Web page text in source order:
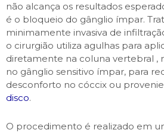
não alcança os resultados
é o bloqueio do gânglio ímpar.
minimamente invasiva de
o cirurgião utiliza agulhas para
diretamente na coluna vertebral ,
no gânglio sensitivo ímpar, para
desconforto no cóccix ou
disco.
O procedimento é realizado em